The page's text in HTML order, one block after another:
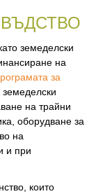
земеделски
на
за
на трайни
оборудване за
на
и при
които